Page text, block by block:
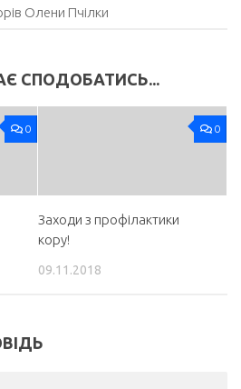
Олени Пчілки
СПОДОБАТИСЬ...
0 0
Заходи з профілактики
кору!
09.11.2018